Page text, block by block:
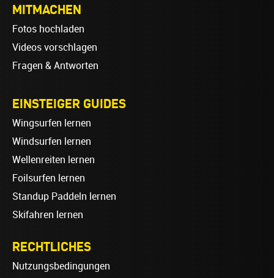
MITMACHEN
Fotos hochladen
Videos vorschlagen
Fragen & Antworten
EINSTEIGER GUIDES
Wingsurfen lernen
Windsurfen lernen
Wellenreiten lernen
Foilsurfen lernen
Standup Paddeln lernen
Skifahren lernen
RECHTLICHES
Nutzungsbedingungen